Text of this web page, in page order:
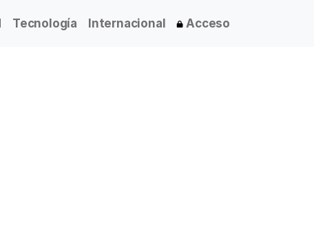
Tecnología Internacional Acceso